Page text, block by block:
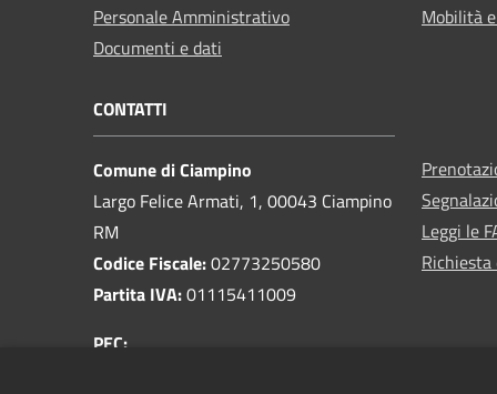
Personale Amministrativo
Documenti e dati
Mobilità
CONTATTI
Comune di Ciampino
Largo Felice Armati, 1, 00043 Ciampino
RM
Codice Fiscale:02773250580
Partita IVA:01115411009
PEC:
Leggi le